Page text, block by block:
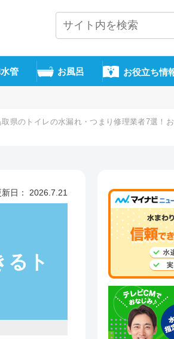
管 お風呂 お役立ち情
取県のトイレの水漏れ・つまり修理業者7選！
日： 2026.7.21
るト